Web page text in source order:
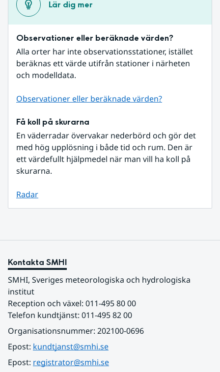
Lär dig mer
Observationer eller beräknade värden?
Alla orter har inte observationsstationer, istället
beräknas ett värde utifrån stationer i närheten
och modelldata.
Observationer eller beräknade värden?
Få koll på skurarna
En väderradar övervakar nederbörd och gör det
med hög upplösning i både tid och rum. Den är
ett värdefullt hjälpmedel när man vill ha koll på
skurarna.
Radar
Kontakta SMHI
SMHI, Sveriges meteorologiska och hydrologiska
institut
Reception och växel: 011-495 80 00
Telefon kundtjänst: 011-495 82 00
Organisationsnummer: 202100-0696
Epost: kundtjanst@smhi.se
Epost: registrator@smhi.se